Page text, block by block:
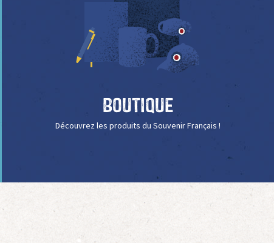
Boutique
Découvrez les produits du Souvenir Français !